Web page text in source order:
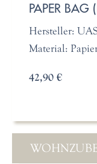
PAPER BAG
Hersteller:
Material:
42,90 €